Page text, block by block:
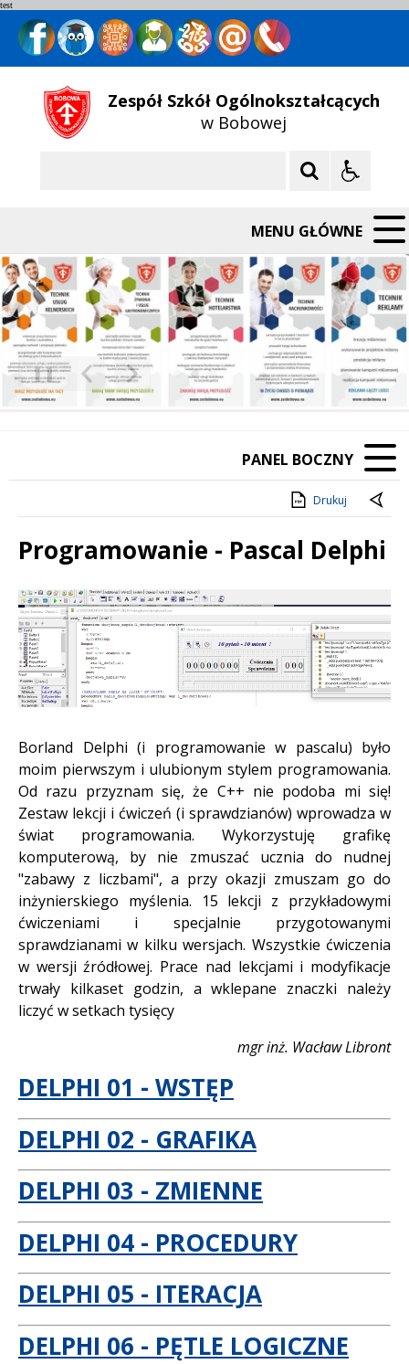
test
Zespół Szkół Ogólnokształcących
w Bobowej
MENU GŁÓWNE
Poprzedni Element
Następny Element
❚❚
PANEL BOCZNY
Drukuj
Programowanie - Pascal Delphi
Treść
Borland Delphi (i programowanie w pascalu) było
moim pierwszym i ulubionym stylem programowania.
Od razu przyznam się, że C++ nie podoba mi się!
Zestaw lekcji i ćwiczeń (i sprawdzianów) wprowadza w
świat programowania. Wykorzystuję grafikę
komputerową, by nie zmuszać ucznia do nudnej
"zabawy z liczbami", a przy okazji zmuszam go do
inżynierskiego myślenia. 15 lekcji z przykładowymi
ćwiczeniami i specjalnie przygotowanymi
sprawdzianami w kilku wersjach. Wszystkie ćwiczenia
w wersji źródłowej. Prace nad lekcjami i modyfikacje
trwały kilkaset godzin, a wklepane znaczki należy
liczyć w setkach tysięcy
mgr inż. Wacław Libront
DELPHI 01 - WSTĘP
DELPHI 02 - GRAFIKA
DELPHI 03 - ZMIENNE
DELPHI 04 - PROCEDURY
DELPHI 05 - ITERACJA
DELPHI 06 - PĘTLE LOGICZNE